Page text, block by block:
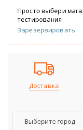
Просто выбери
тестирования
Зарезервировать
Доставка
Выберите город